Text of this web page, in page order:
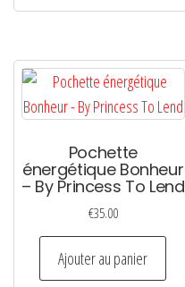
Pochette
énergétique Bonheur
– By Princess To Lend
€35.00
Ajouter au panier